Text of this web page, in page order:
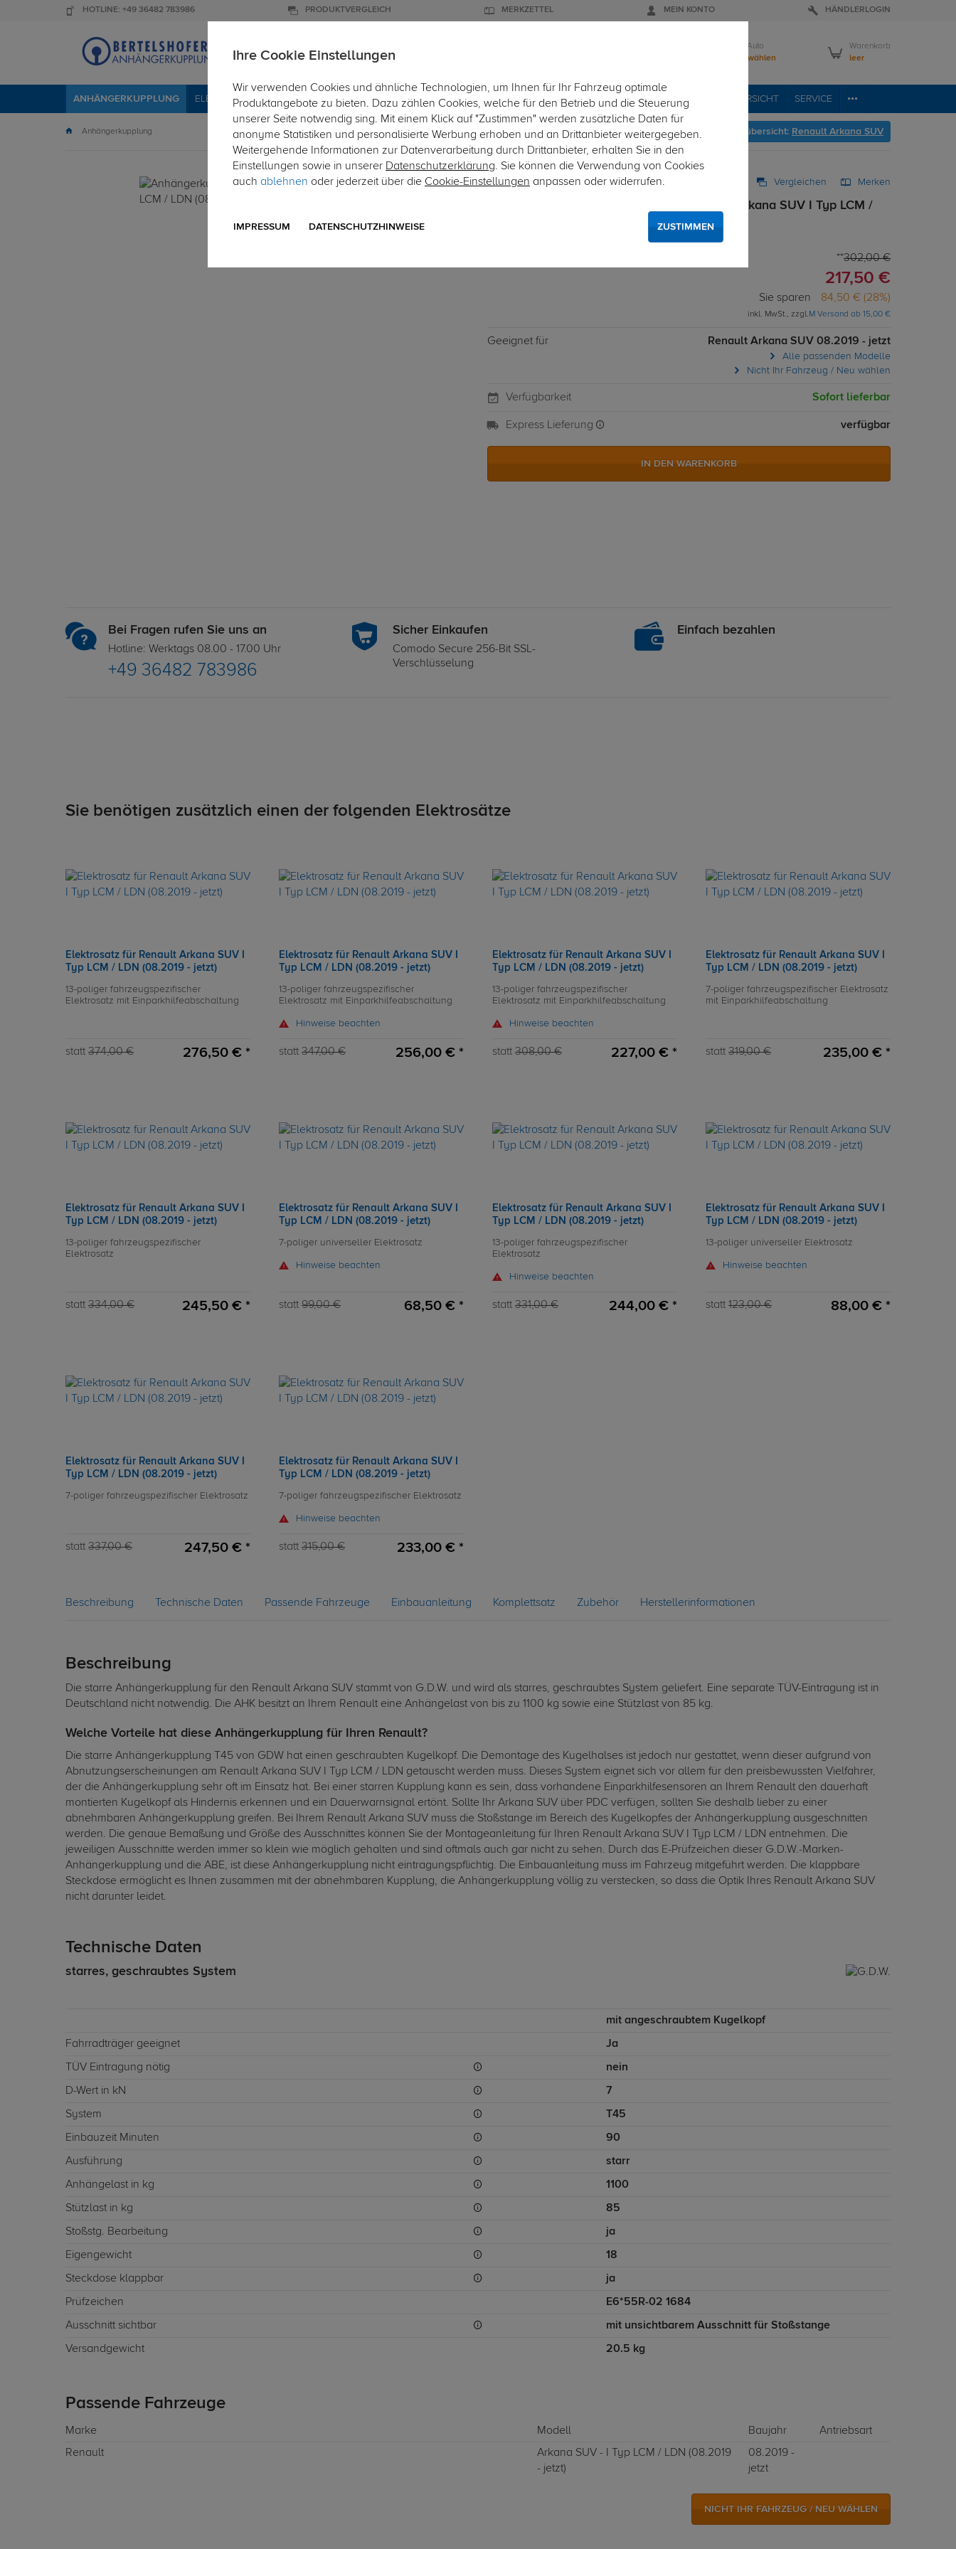
HOTLINE: +49 36482 783986 PRODUKTVERGLEICH MERKZETTEL MEIN KONTO HÄNDLERLOGIN
Mein Auto
Bitte wählen
Warenkorb
leer
ANHÄNGERKUPPLUNG ELEKTROSÄTZE DACHTRÄGER DACHBOXEN FAHRRADTRÄGER ZUBEHÖR EINBAUSERVICE FAHRZEUGÜBERSICHT SERVICE
Anhängerkupplung Hier geht's zur Fahrzeugübersicht: Renault Arkana SUV
Art.-Nr. sRE320-1 Vergleichen Merken
G.D.W. Anhängerkupplung starr für Renault Arkana SUV I Typ LCM /
302,00 €
217,50 €
Sie sparen 84,50 € (28%)
inkl. MwSt., zzgl.M Versand ab 15,00 €
Geeignet für Renault Arkana SUV 08.2019 - jetzt
Alle passenden Modelle
Nicht Ihr Fahrzeug / Neu wählen
Verfügbarkeit Sofort lieferbar
Express Lieferung verfügbar
IN DEN WARENKORB
Bei Fragen rufen Sie uns an
Hotline: Werktags 08.00 - 17.00 Uhr
+49 36482 783986
Sicher Einkaufen
Comodo Secure 256-Bit SSL-
Verschlüsselung
Einfach bezahlen
Sie benötigen zusätzlich einen der folgenden Elektrosätze
Elektrosatz für Renault Arkana SUV I
Typ LCM / LDN (08.2019 - jetzt)
13-poliger fahrzeugspezifischer
Elektrosatz mit Einparkhilfeabschaltung
statt 374,00 € 276,50 € *
Elektrosatz für Renault Arkana SUV I
Typ LCM / LDN (08.2019 - jetzt)
13-poliger fahrzeugspezifischer
Elektrosatz mit Einparkhilfeabschaltung
Hinweise beachten
statt 347,00 € 256,00 € *
Elektrosatz für Renault Arkana SUV I
Typ LCM / LDN (08.2019 - jetzt)
13-poliger fahrzeugspezifischer
Elektrosatz mit Einparkhilfeabschaltung
Hinweise beachten
statt 308,00 € 227,00 € *
Elektrosatz für Renault Arkana SUV I
Typ LCM / LDN (08.2019 - jetzt)
7-poliger fahrzeugspezifischer Elektrosatz
mit Einparkhilfeabschaltung
statt 319,00 € 235,00 € *
Elektrosatz für Renault Arkana SUV I
Typ LCM / LDN (08.2019 - jetzt)
13-poliger fahrzeugspezifischer
Elektrosatz
statt 334,00 € 245,50 € *
Elektrosatz für Renault Arkana SUV I
Typ LCM / LDN (08.2019 - jetzt)
7-poliger universeller Elektrosatz
Hinweise beachten
statt 99,00 € 68,50 € *
Elektrosatz für Renault Arkana SUV I
Typ LCM / LDN (08.2019 - jetzt)
13-poliger fahrzeugspezifischer
Elektrosatz
Hinweise beachten
statt 331,00 € 244,00 € *
Elektrosatz für Renault Arkana SUV I
Typ LCM / LDN (08.2019 - jetzt)
13-poliger universeller Elektrosatz
Hinweise beachten
statt 123,00 € 88,00 € *
Elektrosatz für Renault Arkana SUV I
Typ LCM / LDN (08.2019 - jetzt)
7-poliger fahrzeugspezifischer Elektrosatz
statt 337,00 € 247,50 € *
Elektrosatz für Renault Arkana SUV I
Typ LCM / LDN (08.2019 - jetzt)
7-poliger fahrzeugspezifischer Elektrosatz
Hinweise beachten
statt 315,00 € 233,00 € *
Beschreibung Technische Daten Passende Fahrzeuge Einbauanleitung Komplettsatz Zubehör Herstellerinformationen
Beschreibung
Die starre Anhängerkupplung für den Renault Arkana SUV stammt von G.D.W. und wird als starres, geschraubtes System geliefert. Eine separate TÜV-Eintragung ist in
Deutschland nicht notwendig. Die AHK besitzt an Ihrem Renault eine Anhängelast von bis zu 1100 kg sowie eine Stützlast von 85 kg.
Welche Vorteile hat diese Anhängerkupplung für Ihren Renault?
Die starre Anhängerkupplung T45 von GDW hat einen geschraubten Kugelkopf. Die Demontage des Kugelhalses ist jedoch nur gestattet, wenn dieser aufgrund von
Abnutzungserscheinungen am Renault Arkana SUV I Typ LCM / LDN getauscht werden muss. Dieses System eignet sich vor allem für den preisbewussten Vielfahrer,
der die Anhängerkupplung sehr oft im Einsatz hat. Bei einer starren Kupplung kann es sein, dass vorhandene Einparkhilfesensoren an Ihrem Renault den dauerhaft
montierten Kugelkopf als Hindernis erkennen und ein Dauerwarnsignal ertönt. Sollte Ihr Arkana SUV über PDC verfügen, sollten Sie deshalb lieber zu einer
abnehmbaren Anhängerkupplung greifen. Bei Ihrem Renault Arkana SUV muss die Stoßstange im Bereich des Kugelkopfes der Anhängerkupplung ausgeschnitten
werden. Die genaue Bemaßung und Größe des Ausschnittes können Sie der Montageanleitung für Ihren Renault Arkana SUV I Typ LCM / LDN entnehmen. Die
jeweiligen Ausschnitte werden immer so klein wie möglich gehalten und sind oftmals auch gar nicht zu sehen. Durch das E-Prüfzeichen dieser G.D.W.-Marken-
Anhängerkupplung und die ABE, ist diese Anhängerkupplung nicht eintragungspflichtig. Die Einbauanleitung muss im Fahrzeug mitgeführt werden. Die klappbare
Steckdose ermöglicht es Ihnen zusammen mit der abnehmbaren Kupplung, die Anhängerkupplung völlig zu verstecken, so dass die Optik Ihres Renault Arkana SUV
nicht darunter leidet.
Technische Daten
starres, geschraubtes System
mit angeschraubtem Kugelkopf
Fahrradträger geeignet Ja
TÜV Eintragung nötig nein
D-Wert in kN 7
System T45
Einbauzeit Minuten 90
Ausführung starr
Anhängelast in kg 1100
Stützlast in kg 85
Stoßstg. Bearbeitung ja
Eigengewicht 18
Steckdose klappbar ja
Prüfzeichen E6*55R-02 1684
Ausschnitt sichtbar mit unsichtbarem Ausschnitt für Stoßstange
Versandgewicht 20.5 kg
Passende Fahrzeuge
Marke Modell Baujahr
Antriebsart
Renault
Arkana SUV - I Typ LCM / LDN (08.2019
- jetzt)
08.2019 -
jetzt
NICHT IHR FAHRZEUG / NEU WÄHLEN
Ihre Cookie Einstellungen
Wir verwenden Cookies und ähnliche Technologien, um Ihnen für Ihr Fahrzeug optimale
Produktangebote zu bieten. Dazu zählen Cookies, welche für den Betrieb und die Steuerung
unserer Seite notwendig sing. Mit einem Klick auf "Zustimmen" werden zusätzliche Daten für
anonyme Statistiken und personalisierte Werbung erhoben und an Drittanbieter weitergegeben.
Weitergehende Informationen zur Datenverarbeitung durch Drittanbieter, erhalten Sie in den
Einstellungen sowie in unserer Datenschutzerklärung. Sie können die Verwendung von Cookies
auch ablehnen oder jederzeit über die Cookie-Einstellungen anpassen oder widerrufen.
IMPRESSUM DATENSCHUTZHINWEISE ZUSTIMMEN